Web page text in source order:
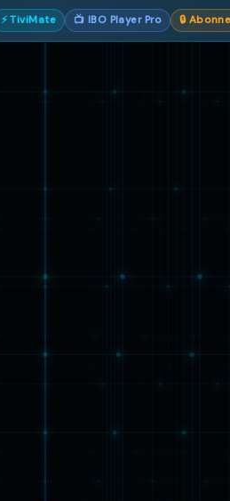
⚡ TiviMate 📺 IBO Player Pro 🔒
iPBOXTV FranceApplication